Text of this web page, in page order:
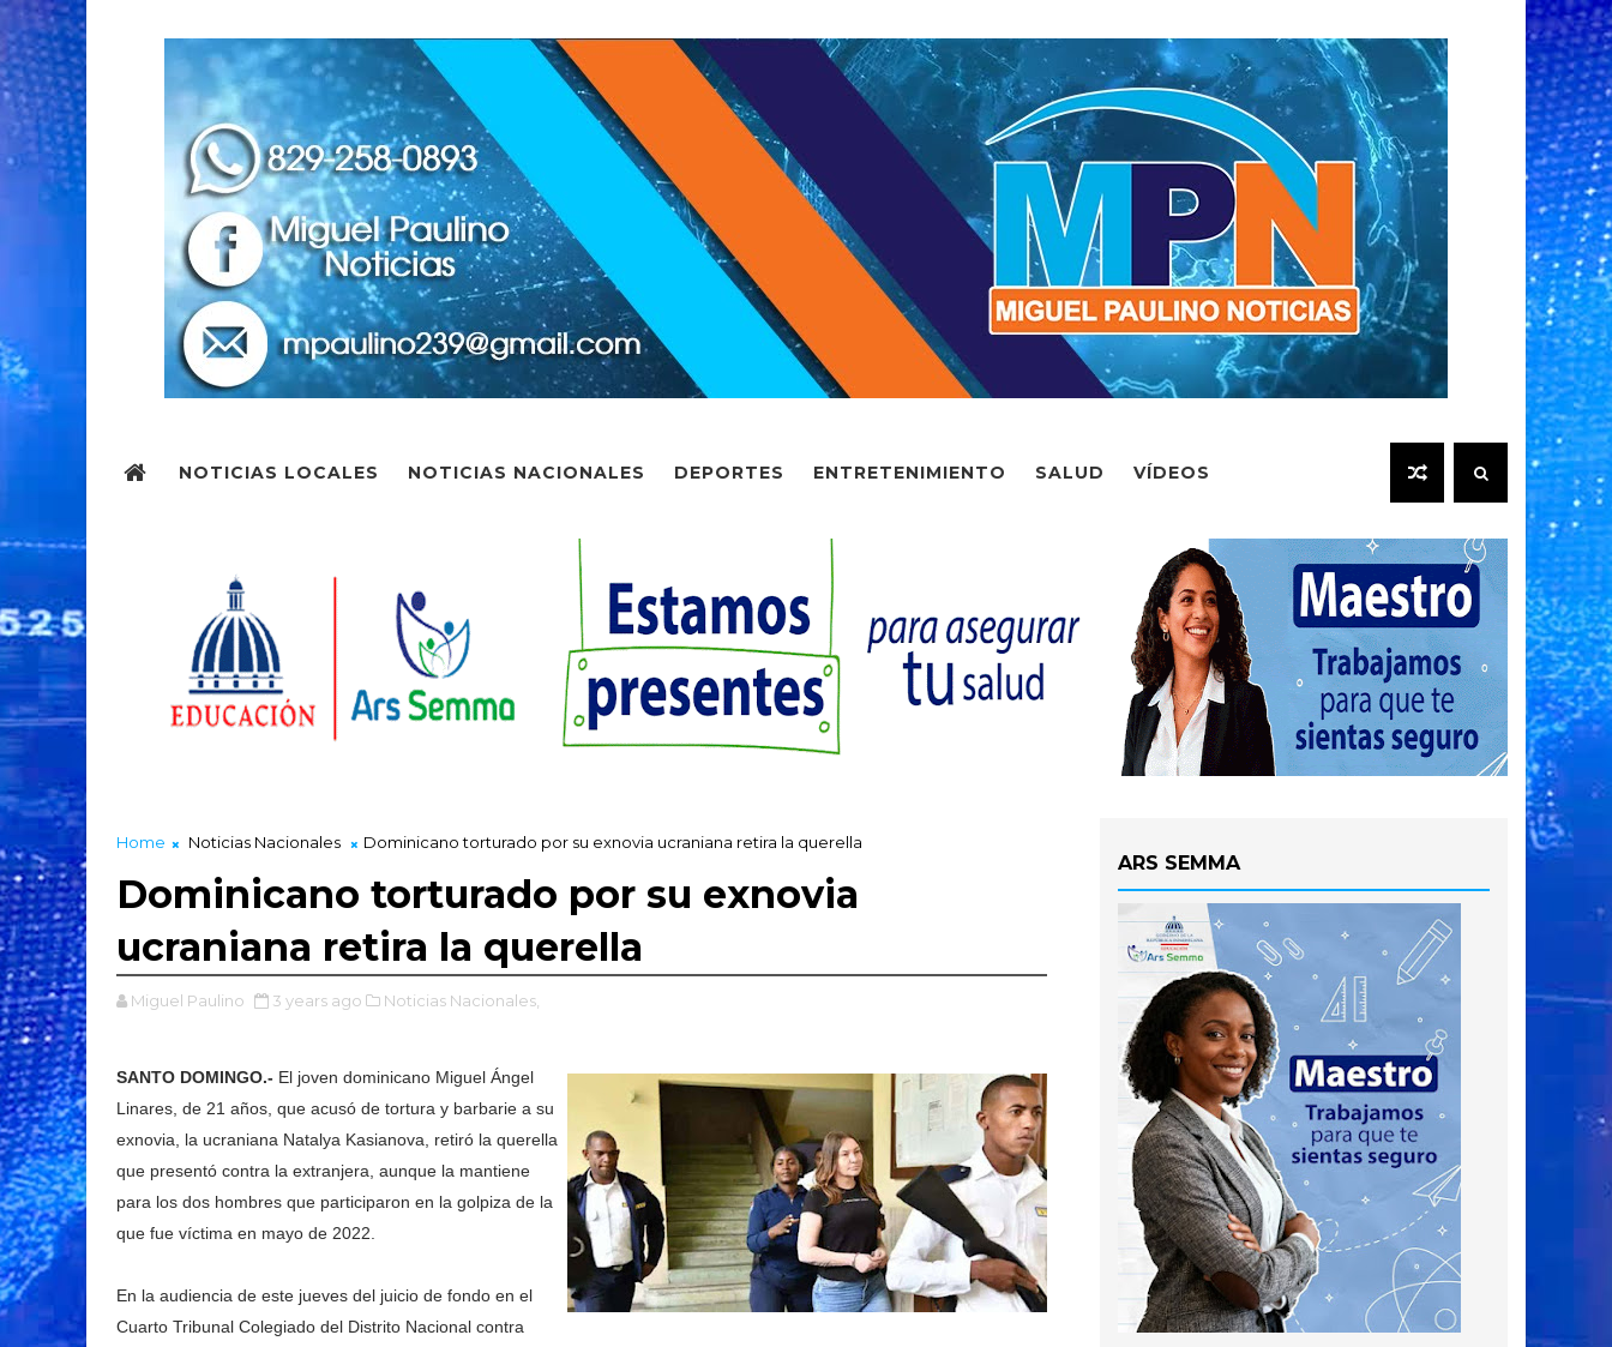
NOTICIAS LOCALES NOTICIAS NACIONALES DEPORTES ENTRETENIMIENTO SALUD VÍDEOS
Home Noticias Nacionales Dominicano torturado por su exnovia ucraniana retira la querella
Dominicano torturado por su exnovia
ucraniana retira la querella
Miguel Paulino 3 years ago Noticias Nacionales,
SANTO DOMINGO.- El joven dominicano Miguel Ángel
Linares, de 21 años, que acusó de tortura y barbarie a su
exnovia, la ucraniana Natalya Kasianova, retiró la querella
que presentó contra la extranjera, aunque la mantiene
para los dos hombres que participaron en la golpiza de la
que fue víctima en mayo de 2022.
En la audiencia de este jueves del juicio de fondo en el
Cuarto Tribunal Colegiado del Distrito Nacional contra
ARS SEMMA